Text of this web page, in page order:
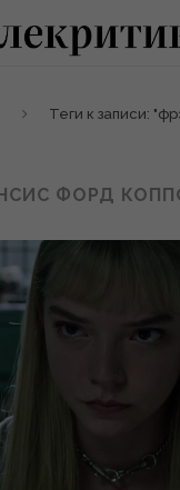
Теги к записи:
ФОРД